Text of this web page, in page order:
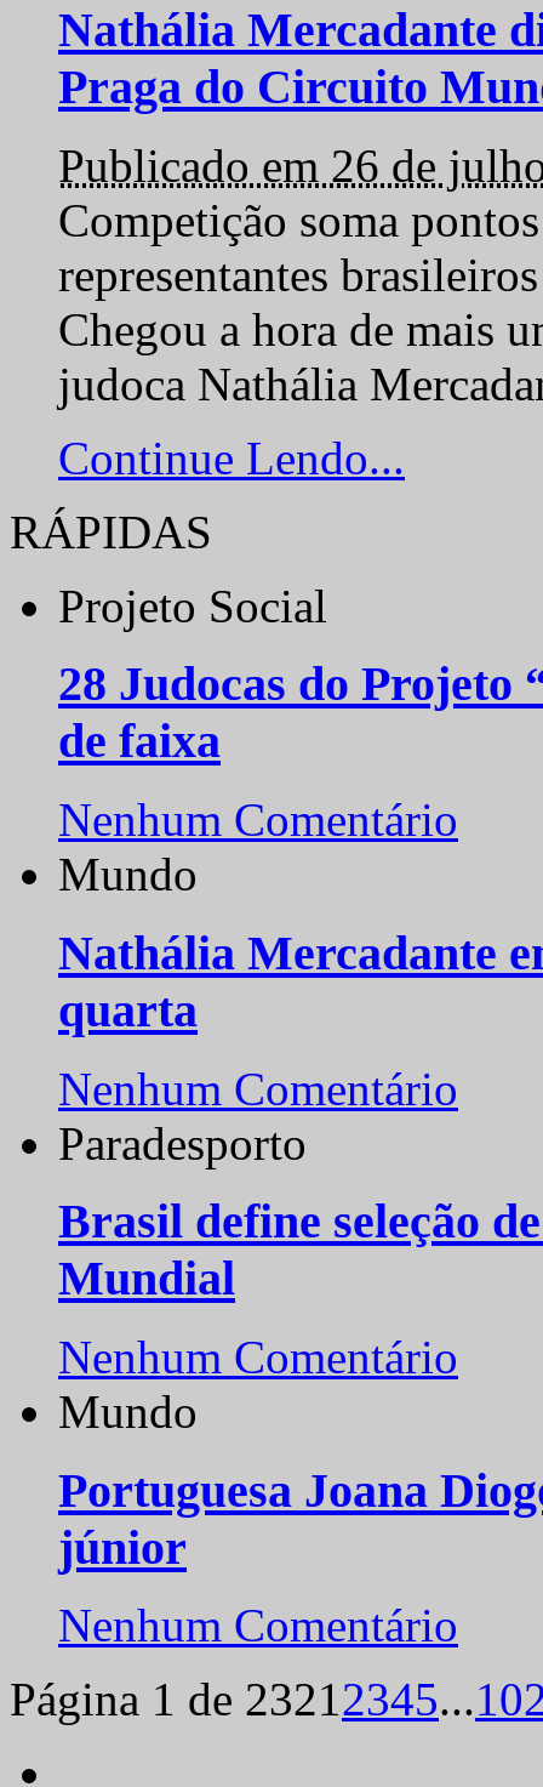
Nathália Mercadante
Praga do Circuito
Publicado em 26 de
Competição soma
representantes
Chegou a hora de mais
judoca Nathália
Continue Lendo...
RÁPIDAS
Projeto Social
28 Judocas do
de faixa
Nenhum Comentário
Mundo
Nathália Mercadante
quarta
Nenhum Comentário
Paradesporto
Brasil define seleção
Mundial
Nenhum Comentário
Mundo
Portuguesa Joana
júnior
Nenhum Comentário
Página 1 de 23212345...10